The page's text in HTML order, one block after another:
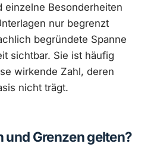
einzelne Besonderheiten
nur begrenzt
begründete Spanne
sichtbar. Sie ist häufig
wirkende Zahl, deren
nicht trägt.
und Grenzen gelten?